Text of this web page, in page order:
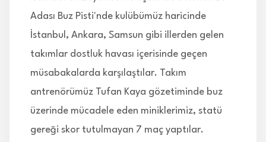
Adası Buz Pisti'nde kulübümüz haricinde
İstanbul, Ankara, Samsun gibi illerden gelen
takımlar dostluk havası içerisinde geçen
müsabakalarda karşılaştılar. Takım
antrenörümüz Tufan Kaya gözetiminde buz
üzerinde mücadele eden miniklerimiz, statü
gereği skor tutulmayan 7 maç yaptılar.